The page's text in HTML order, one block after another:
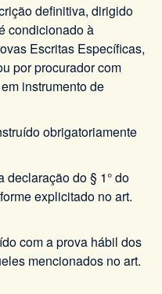
definitiva, dirigido
condicionado à
Escritas Específicas,
por procurador com
instrumento de
obrigatoriamente
declaração do § 1° do
explicitado no art.
com a prova hábil dos
mencionados no art.